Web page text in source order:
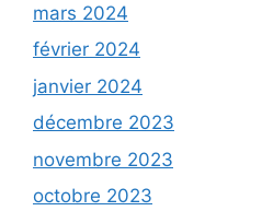
mars 2024
février 2024
janvier 2024
décembre 2023
novembre 2023
octobre 2023